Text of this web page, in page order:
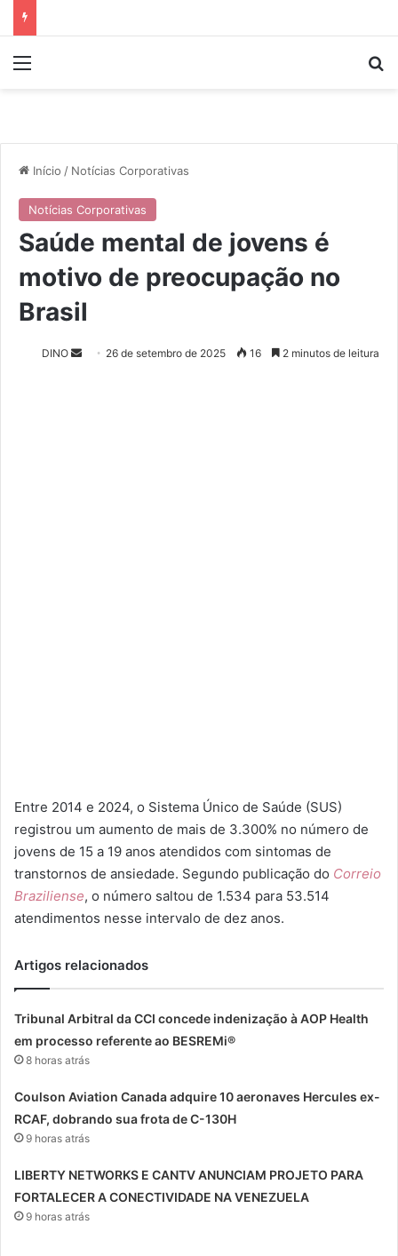
Início / Notícias Corporativas
Notícias Corporativas
Saúde mental de jovens é
motivo de preocupação no
Brasil
DINO 26 de setembro de 2025 16 2 minutos de leitura
Entre 2014 e 2024, o Sistema Único de Saúde (SUS)
registrou um aumento de mais de 3.300% no número de
jovens de 15 a 19 anos atendidos com sintomas de
transtornos de ansiedade. Segundo publicação do Correio
Braziliense, o número saltou de 1.534 para 53.514
atendimentos nesse intervalo de dez anos.
Artigos relacionados
Tribunal Arbitral da CCI concede indenização à AOP Health
em processo referente ao BESREMi®
8 horas atrás
Coulson Aviation Canada adquire 10 aeronaves Hercules ex-
RCAF, dobrando sua frota de C-130H
9 horas atrás
LIBERTY NETWORKS E CANTV ANUNCIAM PROJETO PARA
FORTALECER A CONECTIVIDADE NA VENEZUELA
9 horas atrás